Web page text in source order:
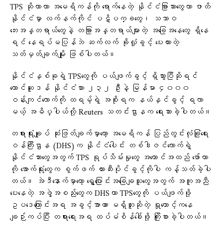
TPS ဆိုတာဟာ အမေရိကန်ကို ရောက်နေတဲ့ နိုင်ငံခြားသားတွေဟာ ဇာတိ
နိုင်ငံမှာ လက်နက်ကိုင် ပဋိပက္ခတွေ၊ သဘာဝ
ဘေးအန္တရာယ်တွေနဲ့ တခြားအန္တရာယ်များတဲ့ အခြေအနေတွေ ရှိနေ
ရင် နေရပ်မပြန်ဘဲ ဆက်လက် ခိုလှုံခွင့် ပေးထားတဲ့
သတ်မှတ်ချက်မျိုး ဖြစ်ပါတယ်။
နိုင်ငံနှစ်ခုရဲ့ TPSတွေကို ပယ်ဖျက်ခွင့် ရှိသွားပြီဆိုရင်
တောင်ဆူဒန် နိုင်ငံသား ၂၃၂ ဦးနဲ့ မြန်မာ ၄၀၀၀
ဝန်းကျင်လောက်ကို ထရမ့်ရဲ့ အစိုးရက နယ်နှင်ခွင့် ရလာ
မယ့် အဓိပ္ပါယ်လို့ Reuters သတင်းဌာနက ရေးသားခဲ့ပါတယ်။
တရားရုံးချုပ် ဆုံးဖြတ်ချက်မှာတော့ အမေရိကန် ပြည်တွင်းလုံခြုံရေး
ဝန်ကြီးဌာန (DHS)က နိုင်ငံပေါင်း တစ်ဒါဇင်လောက်ရဲ့
နိုင်ငံသားတွေအတွက် TPS ရုပ်သိမ်းမှုတွေ အကောင်အထည် ဖော်တာ
ကို အောက်ရုံးတွေက စွက်ဖက် တားဆီးပိုင်ခွင့်ကိုပါ ကန့်သတ်ခဲ့ပါ
တယ်။ အဲဒီနောက်မှာတော့ ရွှေ့ပြောင်းအခြေချသူတွေအတွက် အကူအညီ
ပေးနေတဲ့ အဖွဲ့အစည်းတွေက DHSဟာ TPSတွေကို ပယ်ဖျက်ဖို့
ဥပဒေကြောင်းအရ အခွင့်အာဏာ မရှိဘူးဆိုတဲ့ ရှုထောင့်ကနေ
ချဉ်းကပ်ပြီး တရားရေးအရ ထပ်မံစိန်ခေါ်ဖို့ ကြိုးစားခဲ့ပါတယ်။